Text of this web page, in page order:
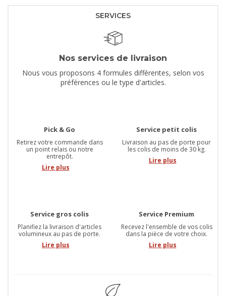
SERVICES
Nos services de livraison
Nous vous proposons 4 formules différentes, selon vos
préférences ou le type d'articles.
Pick & Go
Retirez votre commande dans
un point relais ou notre
entrepôt.
Lire plus
Service petit colis
Livraison au pas de porte pour
les colis de moins de 30 kg.
Lire plus
Service gros colis
Planifiez la livraison d'articles
volumineux au pas de porte.
Lire plus
Service Premium
Recevez l'ensemble de vos colis
dans la pièce de votre choix.
Lire plus